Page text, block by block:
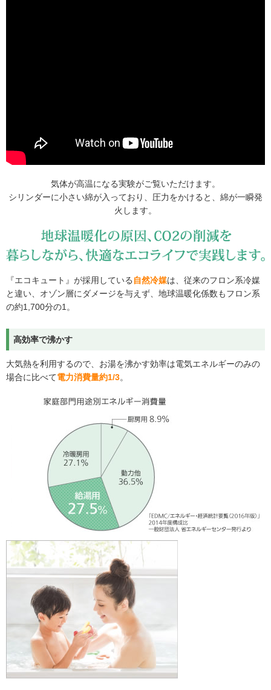
気体が高温になる実験がご覧いただけます。
シリンダーに小さい綿が入っており、圧力をかけると、綿が一瞬発
火します。
『エコキュート』が採用している 自然冷媒は、従来のフロン系冷媒
と違い、オゾン層にダメージを与えず、地球温暖化係数もフロン系
の約1,700分の1。
高効率で沸かす
大気熱を利用するので、お湯を沸かす効率は電気エネルギーのみの
場合に比べて電力消費量約1/3。